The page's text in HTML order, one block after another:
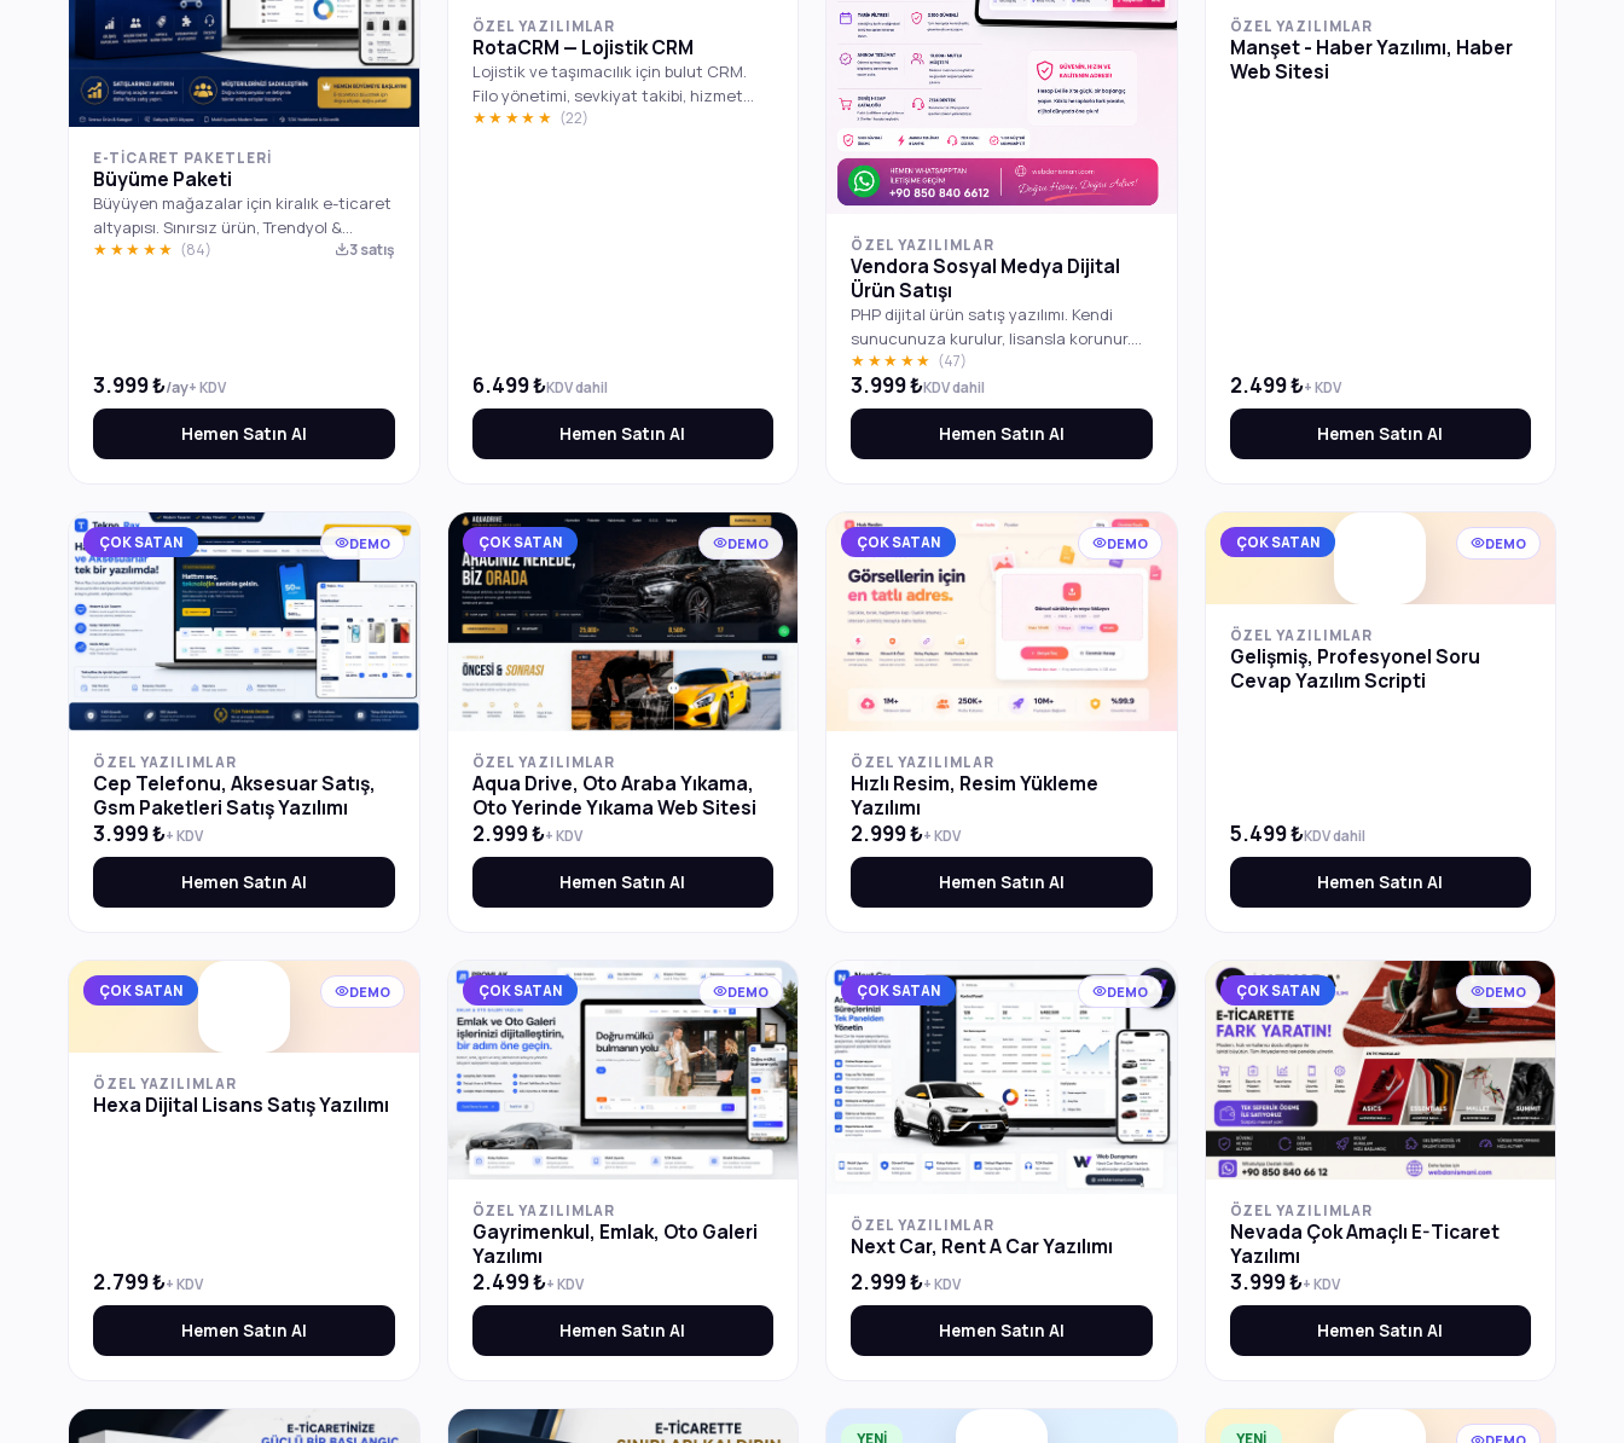
E-TICARET PAKETLERI
Büyüme Paketi
Büyüyen mağazalar için kiralık e-ticaret
altyapısı. Sınırsız ürün, Trendyol &
Hepsiburada entegrasyonu, çoklu tema,
★★★★★ (84) 3 satış
3.999 ₺/ay+ KDV
Hemen Satın Al
ÖZEL YAZILIMLAR
RotaCRM — Lojistik CRM
Lojistik ve taşımacılık için bulut CRM.
Filo yönetimi, sevkiyat takibi, hizmet
kayıtları ve DB tabanlı kurumsal CMS.
★★★★★ (22)
6.499 ₺KDV dahil
Hemen Satın Al
ÖZEL YAZILIMLAR
Vendora Sosyal Medya Dijital
Ürün Satışı
PHP dijital ürün satış yazılımı. Kendi
sunucunuza kurulur, lisansla korunur.
Sepet/ödeme, üyelik, kupon ve tam
yönetim paneli dahil. Tek seferlik satın
alma.
★★★★★ (47)
3.999 ₺KDV dahil
Hemen Satın Al
ÖZEL YAZILIMLAR
Manşet - Haber Yazılımı, Haber
Web Sitesi
2.499 ₺+ KDV
Hemen Satın Al
ÇOK SATAN DEMO
ÖZEL YAZILIMLAR
Cep Telefonu, Aksesuar Satış,
Gsm Paketleri Satış Yazılımı
3.999 ₺+ KDV
Hemen Satın Al
ÇOK SATAN DEMO
ÖZEL YAZILIMLAR
Aqua Drive, Oto Araba Yıkama,
Oto Yerinde Yıkama Web Sitesi
2.999 ₺+ KDV
Hemen Satın Al
ÇOK SATAN DEMO
ÖZEL YAZILIMLAR
Hızlı Resim, Resim Yükleme
Yazılımı
2.999 ₺+ KDV
Hemen Satın Al
ÇOK SATAN DEMO
ÖZEL YAZILIMLAR
Gelişmiş, Profesyonel Soru
Cevap Yazılım Scripti
5.499 ₺KDV dahil
Hemen Satın Al
ÇOK SATAN DEMO
ÖZEL YAZILIMLAR
Hexa Dijital Lisans Satış Yazılımı
2.799 ₺+ KDV
Hemen Satın Al
ÇOK SATAN DEMO
ÖZEL YAZILIMLAR
Gayrimenkul, Emlak, Oto Galeri
Yazılımı
2.499 ₺+ KDV
Hemen Satın Al
ÇOK SATAN DEMO
ÖZEL YAZILIMLAR
Next Car, Rent A Car Yazılımı
2.999 ₺+ KDV
Hemen Satın Al
ÇOK SATAN DEMO
ÖZEL YAZILIMLAR
Nevada Çok Amaçlı E-Ticaret
Yazılımı
3.999 ₺+ KDV
Hemen Satın Al
YENİ YENİ